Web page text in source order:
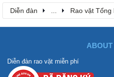
Diễn đàn ... Rao vặt Tổng
ABOUT
Diễn đàn rao vặt miễn phí